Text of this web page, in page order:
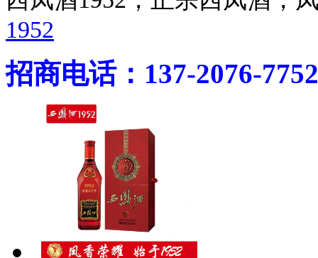
1952
招商电话：137-2076-7752